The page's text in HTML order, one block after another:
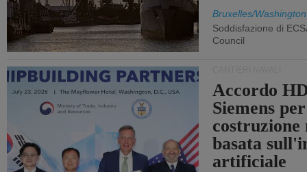
Bruxelles/Washington
Soddisfazione di
Council
Accordo
Siemens
costruzione
basata
artificiale